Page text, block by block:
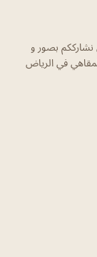
نشارككم بصور و
في الرياض